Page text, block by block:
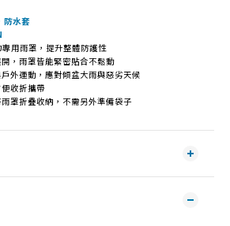
防水套
用雨罩，提升整體防護性
，雨罩皆能緊密貼合不鬆動
外運動，應對傾盆大雨與惡劣天候
收折攜帶
罩折疊收納，不需另外準備袋子